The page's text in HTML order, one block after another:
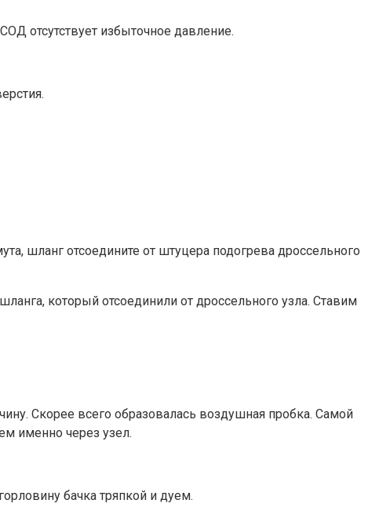
отсутствует избыточное давление.
шланг отсоедините от штуцера подогрева дроссельного
который отсоединили от дроссельного узла. Ставим
Скорее всего образовалась воздушная пробка. Самой
именно через узел.
бачка тряпкой и дуем.